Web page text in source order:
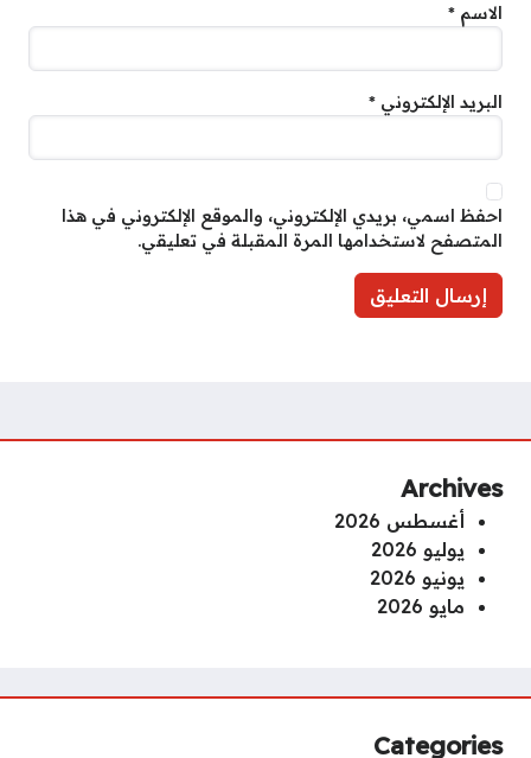
الاسم *
البريد الإلكتروني *
احفظ اسمي، بريدي الإلكتروني، والموقع الإلكتروني في هذا
المتصفح لاستخدامها المرة المقبلة في تعليقي.
Archives
أغسطس 2026
يوليو 2026
يونيو 2026
مايو 2026
Categories